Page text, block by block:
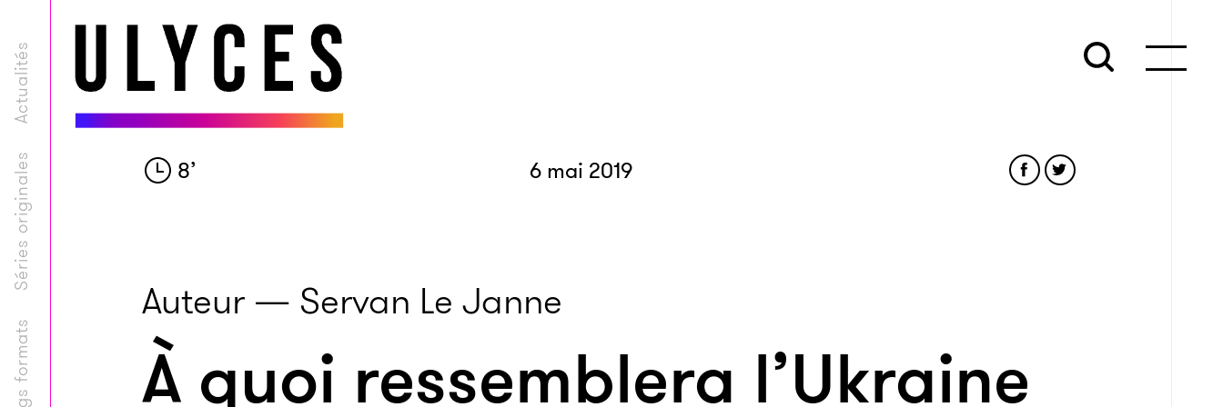
Longs formats
Séries originales
Actualités
8’ 6 mai 2019
Auteur — Servan Le Janne
À quoi ressemblera l’Ukraine